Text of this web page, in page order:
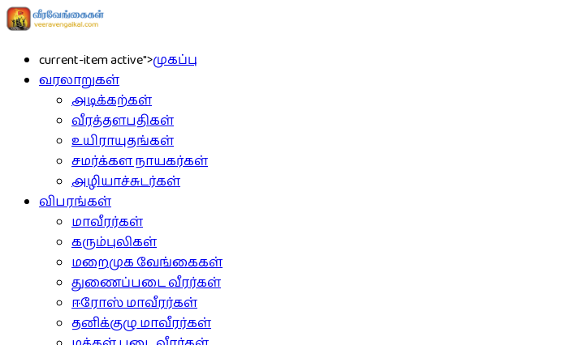
current-item active">முகப்பு
வரலாறுகள்
அடிக்கற்கள்
வீரத்தளபதிகள்
உயிராயுதங்கள்
சமர்க்கள நாயகர்கள்
அழியாச்சுடர்கள்
விபரங்கள்
மாவீரர்கள்
கரும்புலிகள்
மறைமுக வேங்கைகள்
துணைப்படை வீரர்கள்
ஈரோஸ் மாவீரர்கள்
தனிக்குழு மாவீரர்கள்